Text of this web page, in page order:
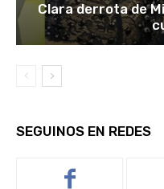
Clara derrota de
SEGUINOS EN REDES